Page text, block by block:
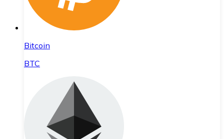
Bitcoin
BTC